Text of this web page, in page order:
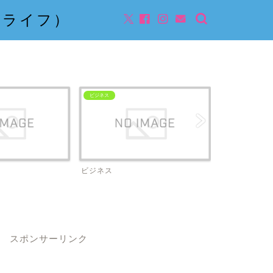
イフ）
ビジネス
ビジネス
スポンサーリンク